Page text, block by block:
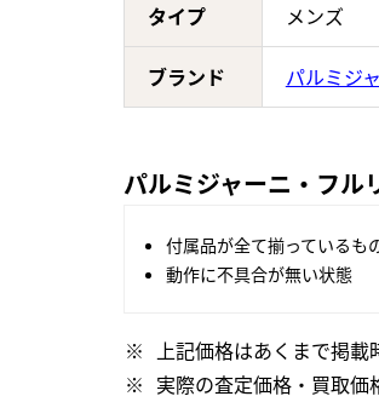
タイプ メンズ
ブランド パルミジ
パルミジャーニ・フ
付属品が全て揃っているも
動作に不具合が無い状態
上記価格はあくまで掲
実際の査定価格・買取